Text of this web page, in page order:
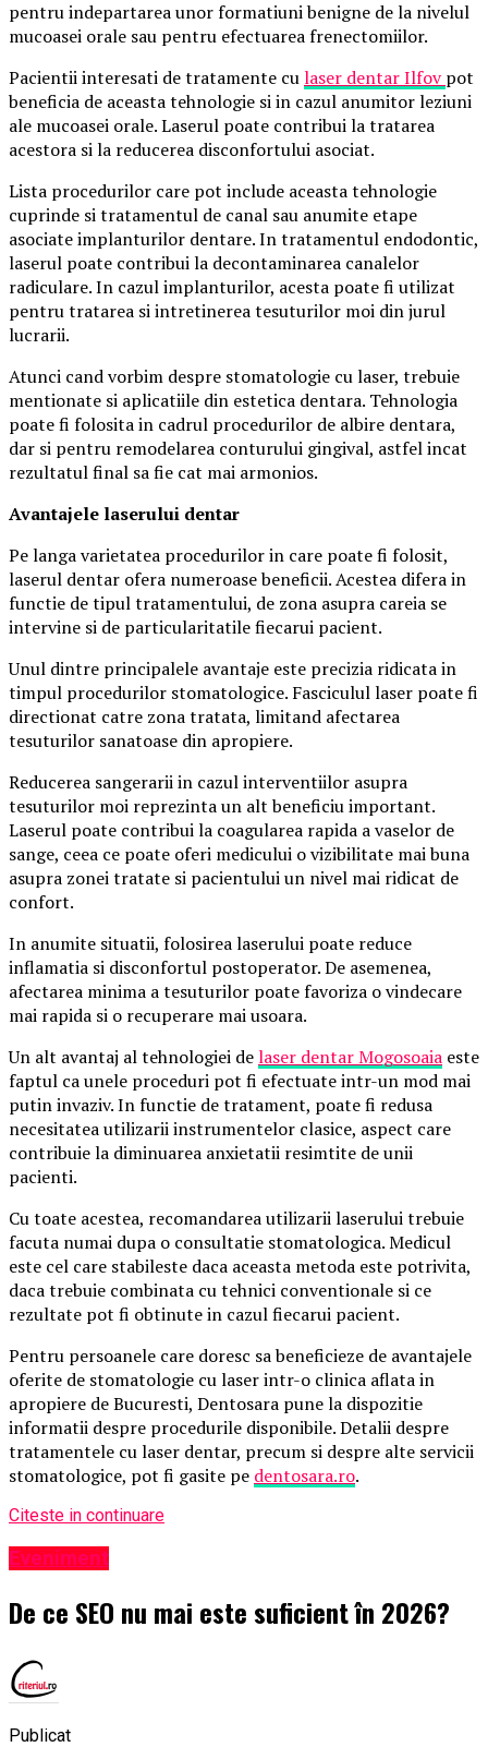
pentru indepartarea unor formatiuni benigne de la nivelul
mucoasei orale sau pentru efectuarea frenectomiilor.
Pacientii interesati de tratamente culaser dentar Ilfovpot
beneficia de aceasta tehnologie si in cazul anumitor leziuni
ale mucoasei orale. Laserul poate contribui la tratarea
acestora si la reducerea disconfortului asociat.
Lista procedurilor care pot include aceasta tehnologie
cuprinde si tratamentul de canal sau anumite etape
asociate implanturilor dentare. In tratamentul endodontic,
laserul poate contribui la decontaminarea canalelor
radiculare. In cazul implanturilor, acesta poate fi utilizat
pentru tratarea si intretinerea tesuturilor moi din jurul
lucrarii.
Atunci cand vorbim despre stomatologie cu laser, trebuie
mentionate si aplicatiile din estetica dentara. Tehnologia
poate fi folosita in cadrul procedurilor de albire dentara,
dar si pentru remodelarea conturului gingival, astfel incat
rezultatul final sa fie cat mai armonios.
Avantajele laserului dentar
Pe langa varietatea procedurilor in care poate fi folosit,
laserul dentar ofera numeroase beneficii. Acestea difera in
functie de tipul tratamentului, de zona asupra careia se
intervine si de particularitatile fiecarui pacient.
Unul dintre principalele avantaje este precizia ridicata in
timpul procedurilor stomatologice. Fasciculul laser poate fi
directionat catre zona tratata, limitand afectarea
tesuturilor sanatoase din apropiere.
Reducerea sangerarii in cazul interventiilor asupra
tesuturilor moi reprezinta un alt beneficiu important.
Laserul poate contribui la coagularea rapida a vaselor de
sange, ceea ce poate oferi medicului o vizibilitate mai buna
asupra zonei tratate si pacientului un nivel mai ridicat de
confort.
In anumite situatii, folosirea laserului poate reduce
inflamatia si disconfortul postoperator. De asemenea,
afectarea minima a tesuturilor poate favoriza o vindecare
mai rapida si o recuperare mai usoara.
Un alt avantaj al tehnologiei delaser dentar Mogosoaia este
faptul ca unele proceduri pot fi efectuate intr-un mod mai
putin invaziv. In functie de tratament, poate fi redusa
necesitatea utilizarii instrumentelor clasice, aspect care
contribuie la diminuarea anxietatii resimtite de unii
pacienti.
Cu toate acestea, recomandarea utilizarii laserului trebuie
facuta numai dupa o consultatie stomatologica. Medicul
este cel care stabileste daca aceasta metoda este potrivita,
daca trebuie combinata cu tehnici conventionale si ce
rezultate pot fi obtinute in cazul fiecarui pacient.
Pentru persoanele care doresc sa beneficieze de avantajele
oferite de stomatologie cu laser intr-o clinica aflata in
apropiere de Bucuresti, Dentosara pune la dispozitie
informatii despre procedurile disponibile. Detalii despre
tratamentele cu laser dentar, precum si despre alte servicii
stomatologice, pot fi gasite pe dentosara.ro.
Citeste in continuare
Eveniment
De ce SEO nu mai este suficient în 2026?
Publicat